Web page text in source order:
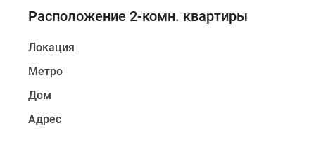
Расположение 2-комн. квартиры
Локация
Метро
Дом
Адрес